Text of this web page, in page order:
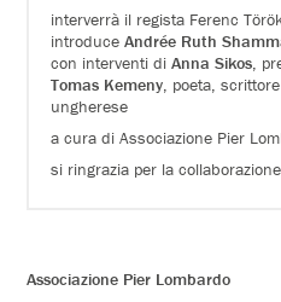
interverrà il regista Ferenc
introduceAndrée Ruth
con interventi diAnna Sikos ,
Tomas Kemeny , poeta,
ungherese
a cura di Associazione Pier
si ringrazia per la
Associazione Pier Lombardo